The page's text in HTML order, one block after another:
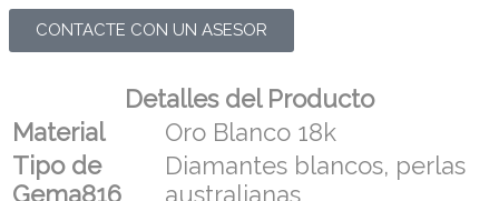
CONTACTE CON UN ASESOR
Detalles del Producto
Material
Oro Blanco 18k
Tipo de
Gema816
Diamantes blancos, perlas
australianas